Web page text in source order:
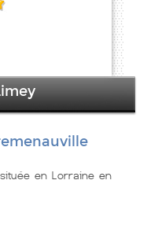
en Lorraine en